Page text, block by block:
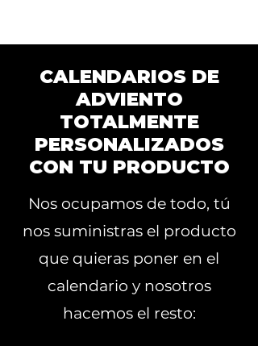
CALENDARIOS DE
ADVIENTO
TOTALMENTE
PERSONALIZADOS
CON TU PRODUCTO
Nos ocupamos de todo, tú
nos suministras el producto
que quieras poner en el
calendario y nosotros
hacemos el resto: